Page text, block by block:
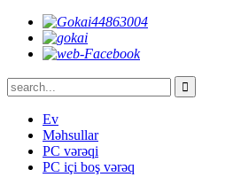
Ev
Məhsullar
PC vərəqi
PC içi boş vərəq